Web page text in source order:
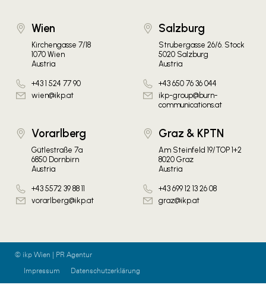
Wien
Kirchengasse 7/18
1070 Wien
Austria
+43 1 524 77 90
wien@ikp.at
Salzburg
Strubergasse 26/6. Stock
5020 Salzburg
Austria
+43 650 76 36 044
ikp-group@burn-
communications.at
Vorarlberg
Gütlestraße 7a
6850 Dornbirn
Austria
+43 5572 39 88 11
vorarlberg@ikp.at
Graz & KPTN
Am Steinfeld 19/TOP 1+2
8020 Graz
Austria
+43 699 12 13 26 08
graz@ikp.at
© ikp Wien | PR Agentur
Impressum
Datenschutzerklärung